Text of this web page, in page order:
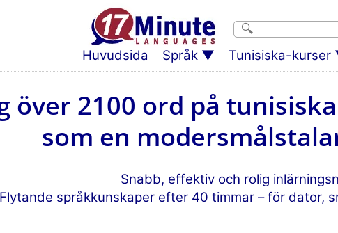
Huvudsida Språk Tunisiska-kurser
över 2100 ord på
som en
Snabb, effektiv och rolig
Flytande språkkunskaper efter 40 timmar – för dator,